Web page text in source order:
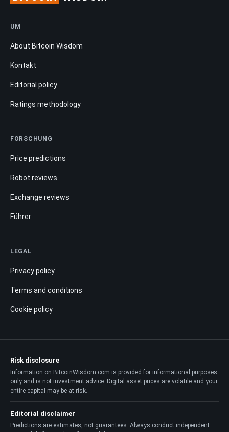
UM
About Bitcoin Wisdom
Kontakt
Editorial policy
Ratings methodology
FORSCHUNG
Price predictions
Robot reviews
Exchange reviews
Führer
LEGAL
Privacy policy
Terms and conditions
Cookie policy
Risk disclosure
Information on BitcoinWisdom.com is provided for informational purposes
only and is not investment advice. Digital asset prices are volatile and your
entire capital may be at risk.
Editorial disclaimer
Predictions are estimates, not guarantees. Always conduct independent